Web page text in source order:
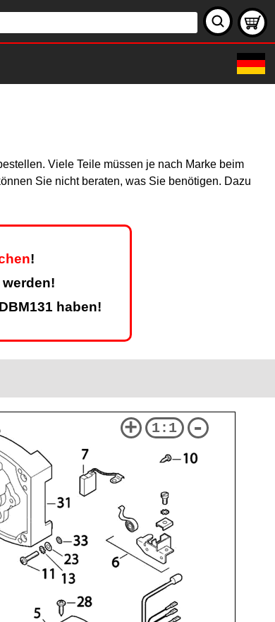
Viele Teile müssen je nach Marke beim
Sie nicht beraten, was Sie benötigen. Dazu
!
werden!
haben!
+ 1:1 -